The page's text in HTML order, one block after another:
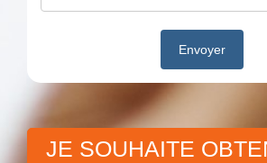
JE SOUHAITE